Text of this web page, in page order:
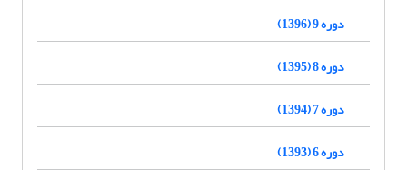
دوره 9 (1396)
دوره 8 (1395)
دوره 7 (1394)
دوره 6 (1393)